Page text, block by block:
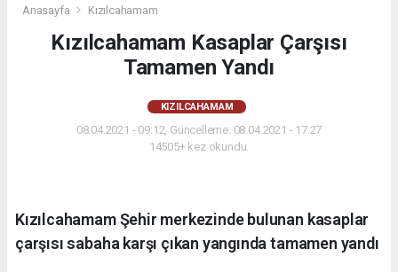
Anasayfa Kızılcahamam
Kızılcahamam Kasaplar Çarşısı
Tamamen Yandı
KIZILCAHAMAM
08.04.2021 - 09:12, Güncelleme: 08.04.2021 - 17:27
14505+ kez okundu.
Kızılcahamam Şehir merkezinde bulunan kasaplar
çarşısı sabaha karşı çıkan yangında tamamen yandı